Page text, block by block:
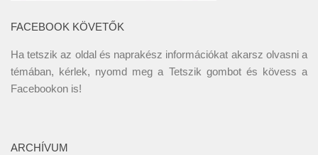
FACEBOOK KÖVETŐK
Ha tetszik az oldal és naprakész információkat akarsz olvasni a
témában, kérlek, nyomd meg a Tetszik gombot és kövess a
Facebookon is!
ARCHÍVUM